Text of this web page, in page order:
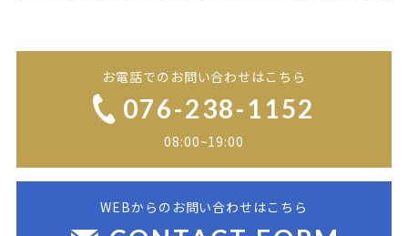
お電話でのお問い合わせはこちら
076-238-1152
08:00~19:00
WEBからのお問い合わせはこちら